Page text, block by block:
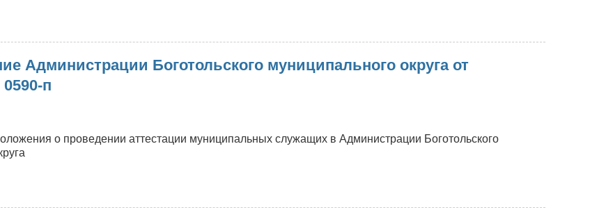
Администрации Боготольского муниципального округа от
п
о проведении аттестации муниципальных служащих в Администрации Боготольского